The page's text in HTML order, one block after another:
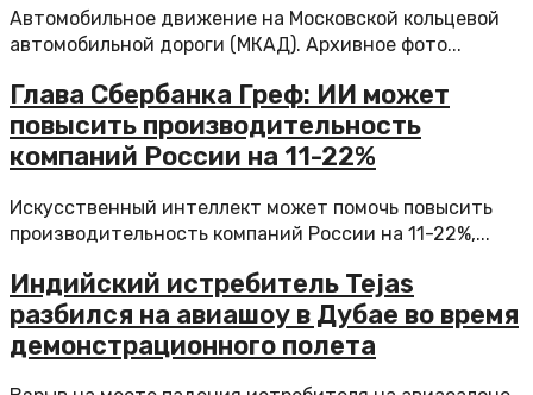
Автомобильное движение на Московской кольцевой
автомобильной дороги (МКАД). Архивное фото...
Глава Сбербанка Греф: ИИ может
повысить производительность
компаний России на 11-22%
Искусственный интеллект может помочь повысить
производительность компаний России на 11-22%,...
Индийский истребитель Tejas
разбился на авиашоу в Дубае во время
демонстрационного полета